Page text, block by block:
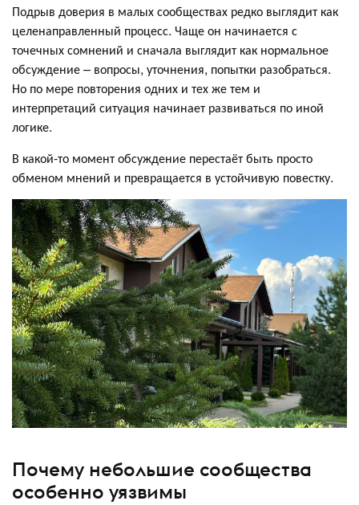
Подрыв доверия в малых сообществах редко выглядит как
целенаправленный процесс. Чаще он начинается с
точечных сомнений и сначала выглядит как нормальное
обсуждение – вопросы, уточнения, попытки разобраться.
Но по мере повторения одних и тех же тем и
интерпретаций ситуация начинает развиваться по иной
логике.
В какой-то момент обсуждение перестаёт быть просто
обменом мнений и превращается в устойчивую повестку.
Почему небольшие сообщества
особенно уязвимы